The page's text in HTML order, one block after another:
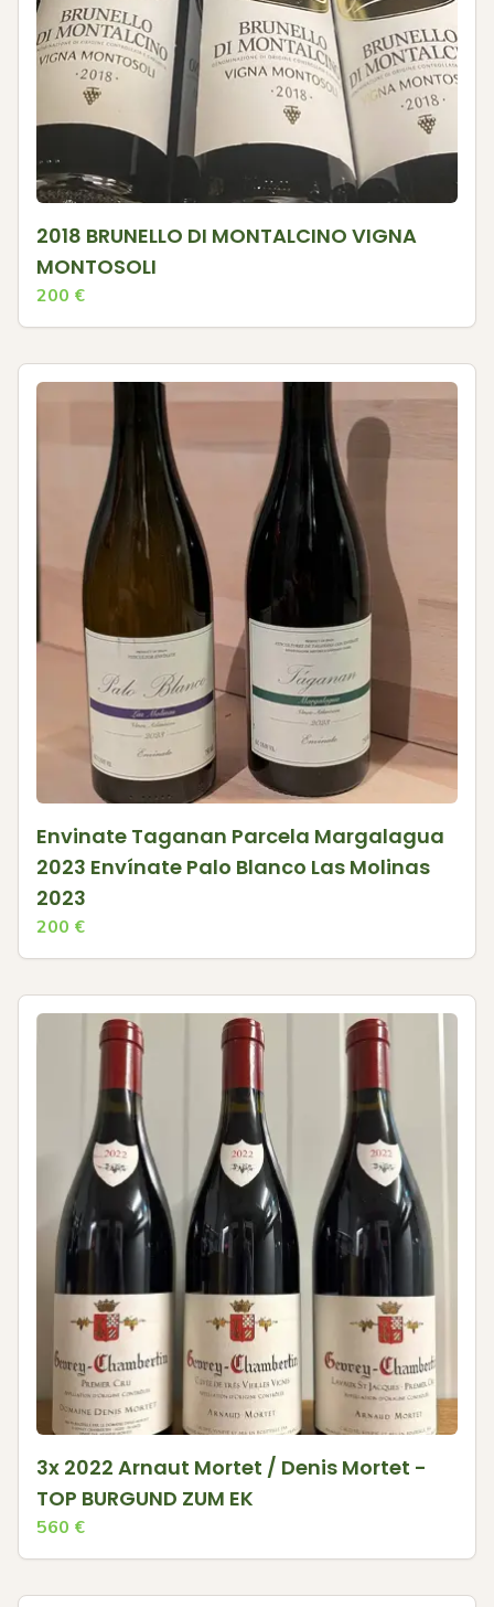
2018 BRUNELLO DI MONTALCINO VIGNA
MONTOSOLI
200 €
Envinate Taganan Parcela Margalagua
2023 Envínate Palo Blanco Las Molinas
2023
200 €
3x 2022 Arnaut Mortet / Denis Mortet -
TOP BURGUND ZUM EK
560 €